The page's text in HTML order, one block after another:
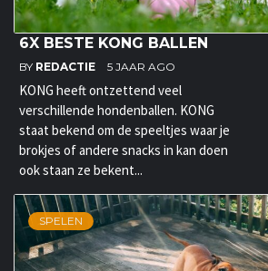
6X BESTE KONG BALLEN
BY REDACTIE 5 JAAR AGO
KONG heeft ontzettend veel
verschillende hondenballen. KONG
staat bekend om de speeltjes waar je
brokjes of andere snacks in kan doen
ook staan ze bekent...
SPELEN